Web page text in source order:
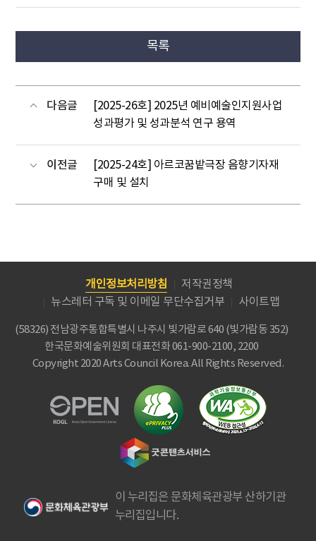
목록
다음글
[2025-26호] 2025년 예비예술인지원사업
성과평가 및 성과분석 연구 용역
이전글
[2025-24호] 아르코꿈밭극장 음향기자재
구매 및 설치
개인정보처리방침
저작권정책
뉴스레터 구독 및 이메일 무단수집거부
사이트맵
(58326) 전남광주통합특별시 나주시 빛가람로 640 (빛가람동 352)
한국문화예술위원회 대표전화 061-900-2100, 2200
Copyright 2020 Arts Council Korea. All Rights Reserved.
이 누리집은 문화체육관광부 산하기관
누리집입니다.